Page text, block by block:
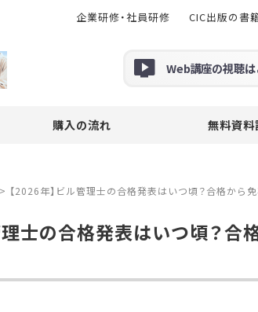
Web講座の視聴
購入の流れ 無料資料
企業研修・社員研修 CIC出版の書
> 【2026年】ビル管理士の合格発表はいつ頃？合格から
理士の合格発表はいつ頃？